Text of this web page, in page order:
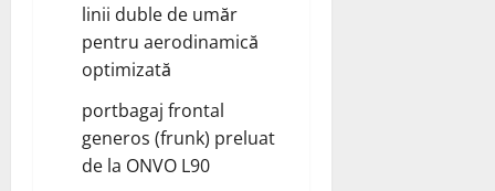
linii duble de umăr
pentru aerodinamică
optimizată
portbagaj frontal
generos (frunk) preluat
de la ONVO L90